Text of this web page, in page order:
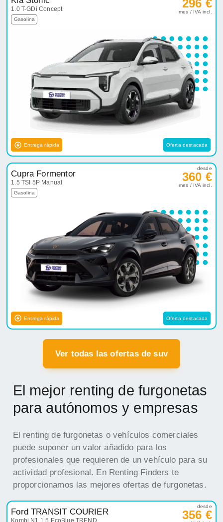
1.0 T-GDi Concept
Gasolina
296 €
mes / IVA incl.
Entrega rápida Oferta destacada
Cupra Formentor
1.5 TSI 5P Manual
Gasolina
desde
360 €
mes / IVA incl.
Entrega rápida Oferta destacada
Ver todas las ofertas de suv
El mejor renting de furgonetas
para autónomos y empresas
El renting de furgonetas o vehículos comerciales
puede suponer un valor añadido para los
profesionales que requieren de un vehículo para su
actividad profesional. En Renting Finders te
proporcionamos las mejores ofertas de furgonetas.
Ford TRANSIT COURIER
Kombi N1 1.5 EcoBlue TREND
desde
356 €